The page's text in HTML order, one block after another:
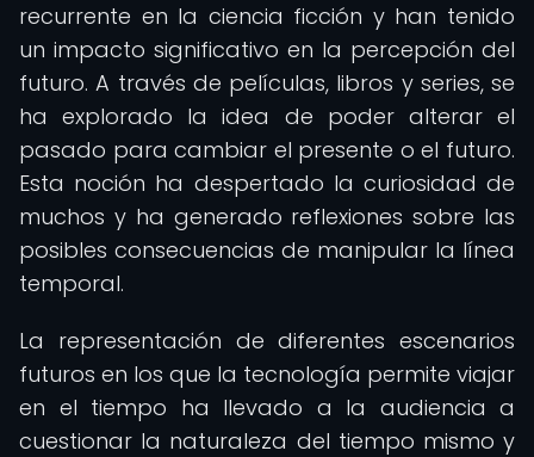
recurrente en la ciencia ficción y han tenido
un impacto significativo en la percepción del
futuro. A través de películas, libros y series, se
ha explorado la idea de poder alterar el
pasado para cambiar el presente o el futuro.
Esta noción ha despertado la curiosidad de
muchos y ha generado reflexiones sobre las
posibles consecuencias de manipular la línea
temporal.
La representación de diferentes escenarios
futuros en los que la tecnología permite viajar
en el tiempo ha llevado a la audiencia a
cuestionar la naturaleza del tiempo mismo y